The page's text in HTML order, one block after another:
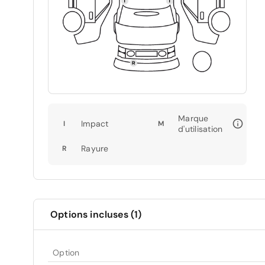
I Impact M
Marque
d'utilisation
R Rayure
Options incluses (1)
Option